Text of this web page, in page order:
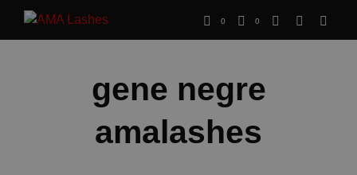
0 0
gene negre
amalashes